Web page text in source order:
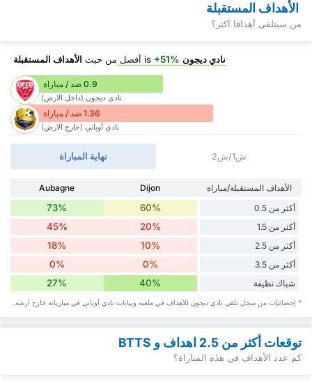
الأهداف المستقبلة
من سيتلقى أهدافا اكثر؟
نادي ديجون +51% أفضل من حيث الأهداف المستقبلة
0.9 ضد / مباراة
نادي ديجون (داخل الارض)
1.36 ضد / مباراة
نادي أوباني (خارج الارض)
نهاية المباراة ش1/ش2
الأهداف المستقبلة/مباراة Dijon
Aubagne
أكثر من 0.5
60%
73%
أكثر من 1.5 20%
45%
أكثر من 2.5 10%
18%
أكثر من 3.5 0%
0%
شباك نظيفة 40%
27%
* إحصائيات من سجل تلقي نادي ديجون للأهداف في ملعبه وبيانات نادي أوباني في مبارياته خارج أرضه.
توقعات أكثر من 2.5 اهداف و BTTS
كم عدد الأهداف في هذه المباراة؟